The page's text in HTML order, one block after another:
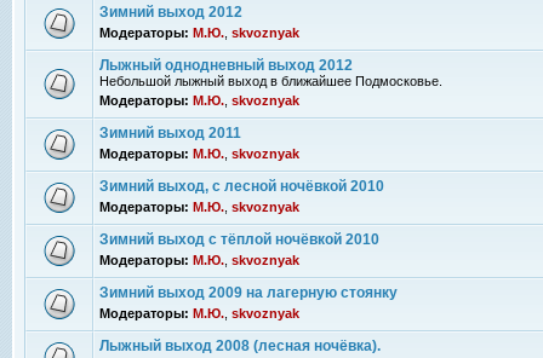
Зимний выход 2012
Модераторы: М.Ю. skvoznyak
Лыжный однодневный выход 2012
Небольшой лыжный выход в ближайшее Подмосковье.
Модераторы: М.Ю. skvoznyak
Зимний выход 2011
Модераторы: М.Ю. skvoznyak
Зимний выход, с лесной ночёвкой 2010
Модераторы: М.Ю. skvoznyak
Зимний выход с тёплой ночёвкой 2010
Модераторы: М.Ю. skvoznyak
Зимний выход 2009 на лагерную стоянку
Модераторы: М.Ю. skvoznyak
Лыжный выход 2008 (лесная ночёвка).